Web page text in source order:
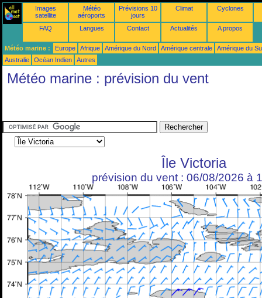
Images
satellite
Météo
aéroports
Prévisions 10
jours
Climat Cyclones
FAQ Langues Contact Actualités A propos
Météo marine : Europe Afrique Amérique du Nord Amérique centrale
Amérique du
Australie
Océan Indien Autres
Météo marine : prévision du vent
Île Victoria
prévision du vent : 06/08/2026 à